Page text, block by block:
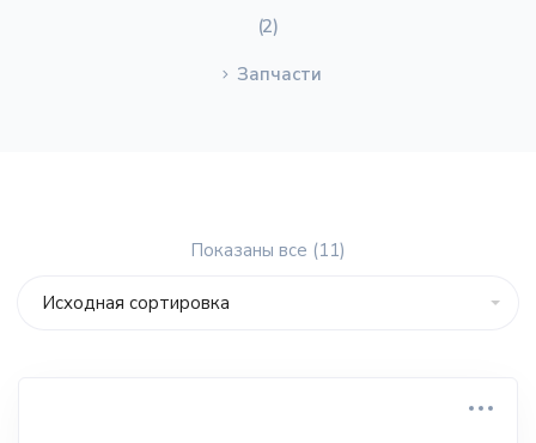
(2)
Запчасти
Показаны все (11)